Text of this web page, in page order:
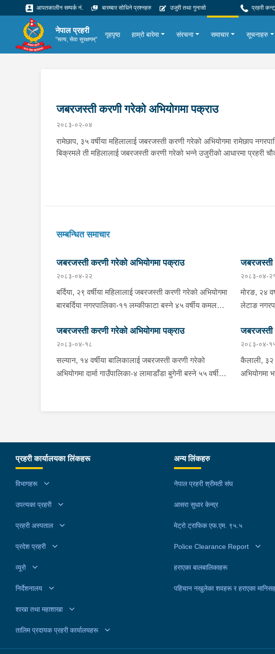
आपतकालीन सम्पर्क नं. बारम्बार सोधिने प्रश्नहरु उजुरी तथा गुनासो प्रहरी
नेपाल प्रहरी
"सत्य, सेवा सुरक्षणम्"
गृहपृष्ठ हाम्रो बारेमा संरचना समाचार सूचनाहरु
जबरजस्ती करणी गरेको अभियोगमा पक्राउ
२०८३-०२-०४
रामेछाप, ३५ वर्षीया महिलालाई जबरजस्ती करणी गरेको अभियोगमा रामेछाप
बिक्रमले ती महिलालाई जबरजस्ती करणी गरेको भन्ने उजुरीको आधारमा प्रहरी
सम्बन्धित समाचार
जबरजस्ती करणी गरेको अभियोगमा पक्राउ
२०८३-०४-२२
बर्दिया, २९ वर्षीया महिलालाई जबरजस्ती करणी गरेको अभियोगमा
बारबर्दिया नगरपालिका-११ लम्कीफाटा बस्ने ४५ वर्षीय कमलराज
कमलराजले ती महिलालाई जबरजस्ती करणी गरेको भन्ने उजुरीको
आधारमा प्रहरी चौकी कतर्नियाघाटबाट खटिएको प्रहरीले
उनलाई पक्राउ गरेको हो । बाँके, १८ वर्षीया किशोरीलाई
जबरजस्ती करणी गरेको अभियोगमा राप्तीसोनारी गाउँपालिका-१
जबरजस्ती
२०८३-०४-
मोरङ, २४
लेटाङ
ती
इलाका
पक्राउ
गरिरहेको छ
जबरजस्ती करणी गरेको अभियोगमा पक्राउ
२०८३-०४-१८
सल्यान, १४ वर्षीया बालिकालाई जबरजस्ती करणी गरेको
अभियोगमा दार्मा गाउँपालिका-४ लामाडाँडा बुगेनी बस्ने ५५ वर्षीय
जबरजस्ती
२०८३-०४-
कैलाली, ३२
अभियोगमा
प्रहरी कार्यालयका लिंकहरू
विभागहरू
उपत्यका प्रहरी
प्रहरी अस्पताल
प्रदेश प्रहरी
व्यूरो
निर्देशनालय
शाखा तथा महाशाखा
तालिम प्रदायक प्रहरी कार्यालयहरू
अन्य लिंकहरु
नेपाल प्रहरी श्रीमती संघ
आसरा सुधार केन्द्र
मेट्रो ट्राफिक एफ.एम. ९५.५
Police Clearance Report
हराएका बालबालिकाहरू
पहिचान नखुलेका शवहरू र हराएका